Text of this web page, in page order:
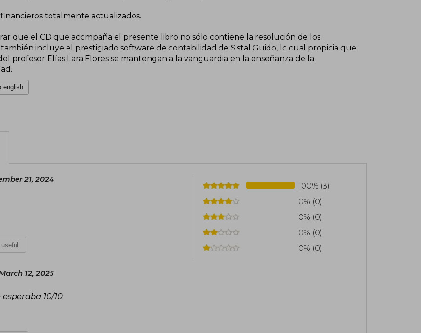
totalmente actualizados.
que el CD que acompaña el presente libro no sólo contiene la resolución de los
también incluye el prestigiado software de contabilidad de Sistal Guido, lo cual propicia que
profesor Elías Lara Flores se mantengan a la vanguardia en la enseñanza de la
english
21, 2024
12, 2025
10/10
100% (3)
0% (0)
0% (0)
0% (0)
0% (0)